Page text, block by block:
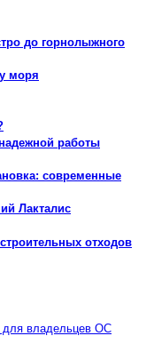
до горнолыжного
моря
работы
современные
Лакталис
отходов
для владельцев ОС